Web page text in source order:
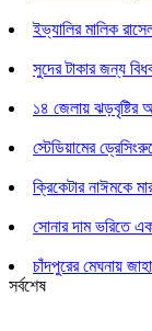
ইভ্যালির মালিক
সুদের টাকার জন্য
১৪ জেলায় ঝড়বৃষ্টির
স্টেডিয়ামের
ক্রিকেটার নাঈমকে
সোনার দাম ভরিতে
চাঁদপুরের মেঘনায়
সর্বশেষ